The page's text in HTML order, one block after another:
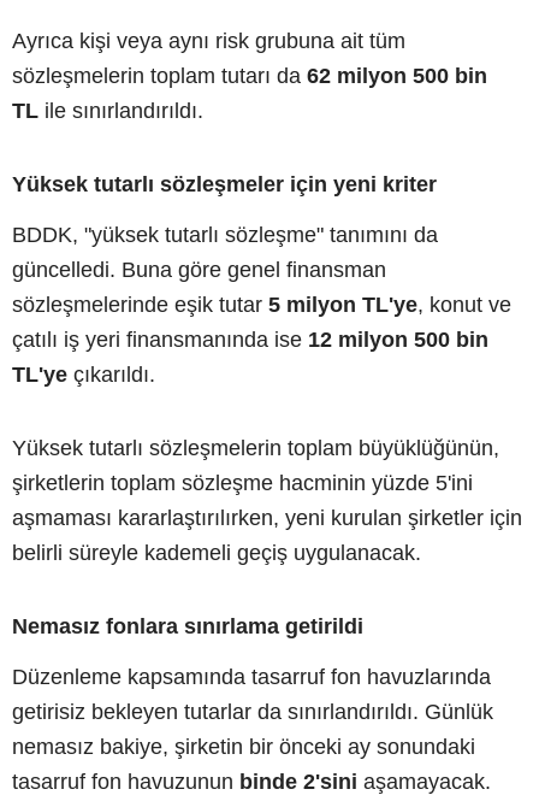
Ayrıca kişi veya aynı risk grubuna ait tüm
sözleşmelerin toplam tutarı da 62 milyon 500 bin
TL ile sınırlandırıldı.
Yüksek tutarlı sözleşmeler için yeni kriter
BDDK, "yüksek tutarlı sözleşme" tanımını da
güncelledi. Buna göre genel finansman
sözleşmelerinde eşik tutar 5 milyon TL'ye, konut ve
çatılı iş yeri finansmanında ise 12 milyon 500 bin
TL'ye çıkarıldı.
Yüksek tutarlı sözleşmelerin toplam büyüklüğünün,
şirketlerin toplam sözleşme hacminin yüzde 5'ini
aşmaması kararlaştırılırken, yeni kurulan şirketler için
belirli süreyle kademeli geçiş uygulanacak.
Nemasız fonlara sınırlama getirildi
Düzenleme kapsamında tasarruf fon havuzlarında
getirisiz bekleyen tutarlar da sınırlandırıldı. Günlük
nemasız bakiye, şirketin bir önceki ay sonundaki
tasarruf fon havuzunun binde 2'sini aşamayacak.